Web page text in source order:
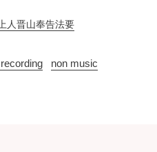
人晋山奉告法要
non music